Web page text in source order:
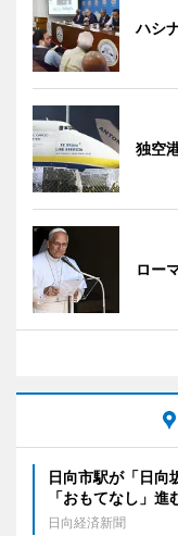
ハシ
独空
ロー
日向市駅が「日
「おもてなし」進
日向経済新聞